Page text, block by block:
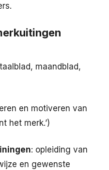
maandblad,
en motiveren van
het merk.’)
: opleiding van
en gewenste